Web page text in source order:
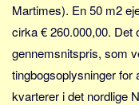
Martimes). En 50 m2
cirka € 260.000,00. Det
gennemsnitspris, som
tingbogsoplysninger for
kvarterer i det nordlige